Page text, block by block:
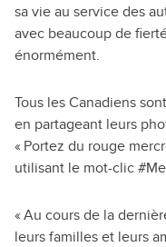
sa vie au service des
avec beaucoup de
énormément.
Tous les Canadiens
en partageant leurs
« Portez du rouge
utilisant le mot-clic
« Au cours de la
leurs familles et leurs